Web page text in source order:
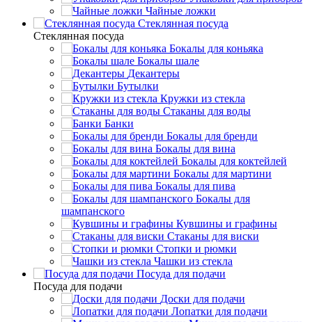
Чайные ложки
Стеклянная посуда
Стеклянная посуда
Бокалы для коньяка
Бокалы шале
Декантеры
Бутылки
Кружки из стекла
Стаканы для воды
Банки
Бокалы для бренди
Бокалы для вина
Бокалы для коктейлей
Бокалы для мартини
Бокалы для пива
Бокалы для
шампанского
Кувшины и графины
Стаканы для виски
Стопки и рюмки
Чашки из стекла
Посуда для подачи
Посуда для подачи
Доски для подачи
Лопатки для подачи